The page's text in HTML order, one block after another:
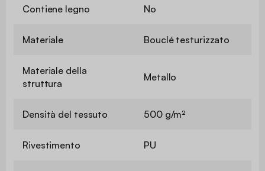
Contiene legno No
Materiale Bouclé testurizzato
Materiale della
struttura
Metallo
Densità del tessuto 500 g/m²
Rivestimento PU